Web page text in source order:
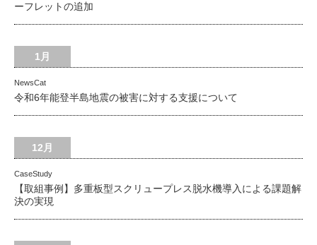
ーフレットの追加
1月
NewsCat
令和6年能登半島地震の被害に対する支援について
12月
CaseStudy
【取組事例】多重板型スクリュープレス脱水機導入による課題解
決の実現